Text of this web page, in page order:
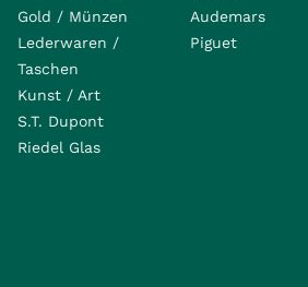
Gold / Münzen
Lederwaren /
Taschen
Kunst / Art
S.T. Dupont
Riedel Glas
Audemars
Piguet